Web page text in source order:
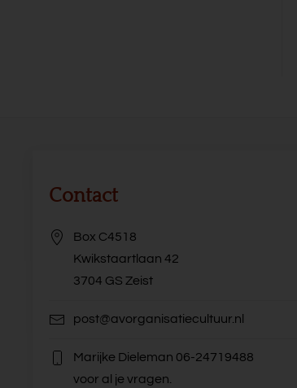
Contact
Box C4518
Kwikstaartlaan 42
3704 GS Zeist
post@avorganisatiecultuur.nl
Marijke Dieleman 06-24719488
voor al je vragen.